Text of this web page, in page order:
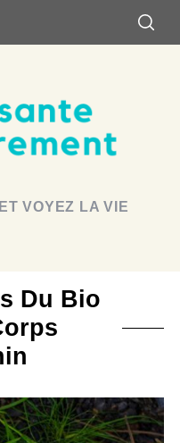
VOYEZ LA VIE
Du Bio